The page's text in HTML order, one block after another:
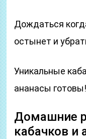
Дождаться
остынет и
Уникальные
ананасы готовы!
Домашние
кабачков и